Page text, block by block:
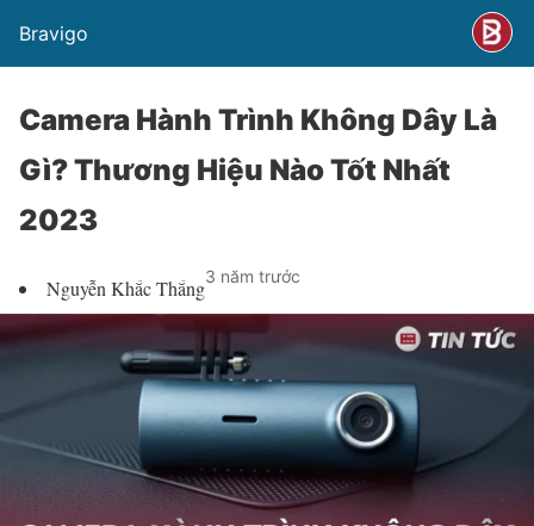
Bravigo
Camera Hành Trình Không Dây Là
Gì? Thương Hiệu Nào Tốt Nhất
2023
Nguyễn Khắc Thắng3 năm trước